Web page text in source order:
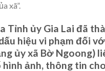
xã”.
Tỉnh ủy Gia Lai đã
hiệu vi phạm đối
ủy xã Bờ Ngoong)
ảnh, thông tin